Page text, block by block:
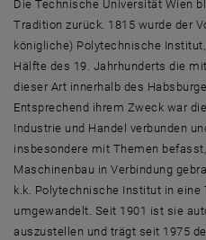
Die Technische Universität Wien
Tradition zurück. 1815 wurde der
königliche) Polytechnische
Hälfte des 19. Jahrhunderts die
dieser Art innerhalb des
Entsprechend ihrem Zweck war
Industrie und Handel verbunden
insbesondere mit Themen
Maschinenbau in Verbindung
k.k. Polytechnische Institut in
umgewandelt. Seit 1901 ist sie
auszustellen und trägt seit 1975